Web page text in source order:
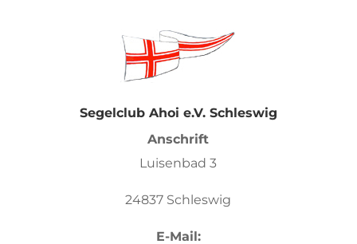
Segelclub Ahoi e.V. Schleswig
Anschrift
Luisenbad 3
24837 Schleswig
E-Mail: